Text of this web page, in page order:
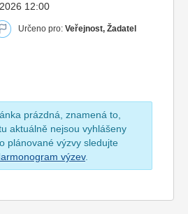
12:00
Určeno pro: Veřejnost, Žadatel
prázdná, znamená to,
aktuálně nejsou vyhlášeny
plánované výzvy sledujte
výzev.